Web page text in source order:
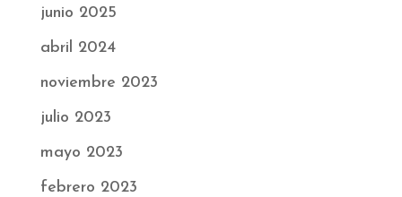
junio 2025
abril 2024
noviembre 2023
julio 2023
mayo 2023
febrero 2023